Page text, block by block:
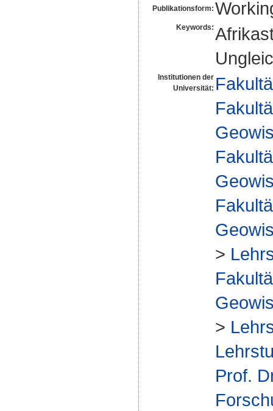
Publikationsform:
Keywords:
Institutionen der
Universität:
>
>
Prof.